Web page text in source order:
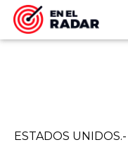
ESTADOS UNIDOS.-